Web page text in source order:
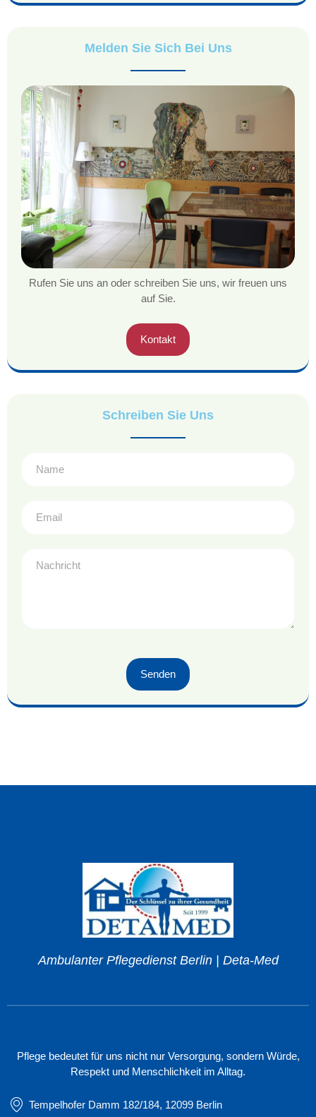
Melden Sie Sich Bei Uns
Rufen Sie uns an oder schreiben Sie uns, wir freuen uns
auf Sie.
Kontakt
Schreiben Sie Uns
Senden
Ambulanter Pflegedienst Berlin | Deta-Med
Pflege bedeutet für uns nicht nur Versorgung, sondern Würde,
Respekt und Menschlichkeit im Alltag.
Tempelhofer Damm 182/184, 12099 Berlin